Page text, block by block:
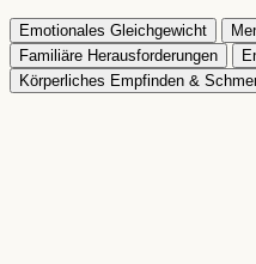
Emotionales Gleichgewicht
Familiäre Herausforderungen
Körperliches Empfinden &